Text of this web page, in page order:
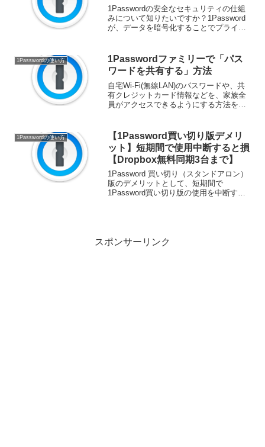
1Passwordの安全なセキュリティの仕組
みについて知りたいですか？1Password
が、データを暗号化することでプライバ
た個人情報の流出を懸念している方は
必...
1Passwordの使い方
1Passwordファミリーで「パス
ワードを共有する」方法
自宅Wi-Fi(無線LAN)のパスワードや、共
有クレジットカード情報などを、家族全
員がアクセスできるようにする方法を説
とができます。以下に挙げるようなパス
ワード...
1Passwordの使い方
【1Password買い切り版デメリ
ット】短期間で使用中断すると損
【Dropbox無料同期3台まで】
1Password 買い切り（スタンドアロン）
版のデメリットとして、短期間で
1Password買い切り版の使用を中断する
スポンサーリンク